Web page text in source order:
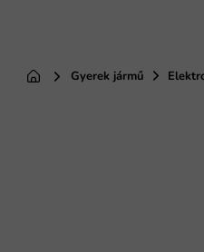
Kezdőlap
Gyerek jármű